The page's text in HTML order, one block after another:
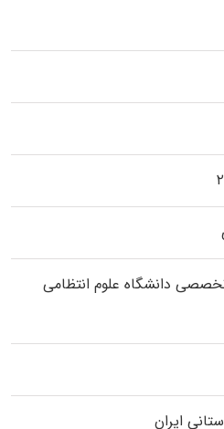
داﻧﺸﮕﺎه ﻋﻠﻮم انتظامی
ایران